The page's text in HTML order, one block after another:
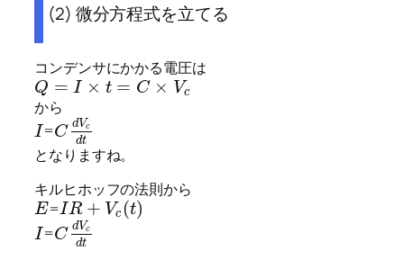
(2) 微分方程式を立てる
コンデンサにかかる電圧は
Q = I × t = C × Vc
から
I=C dVc
dt
となりますね。
キルヒホッフの法則から
E=IR + Vc (t)
I=C dVc
dt